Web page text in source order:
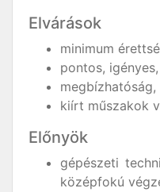
Elvárások
minimum
pontos,
megbízhatóság,
kiírt műszakok
Előnyök
gépészeti
középfokú